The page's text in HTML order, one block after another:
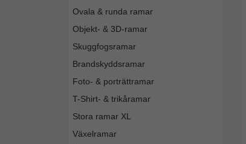
Ovala & runda ramar
Objekt- & 3D-ramar
Skuggfogsramar
Brandskyddsramar
Foto- & porträttramar
T-Shirt- & trikåramar
Stora ramar XL
Växelramar